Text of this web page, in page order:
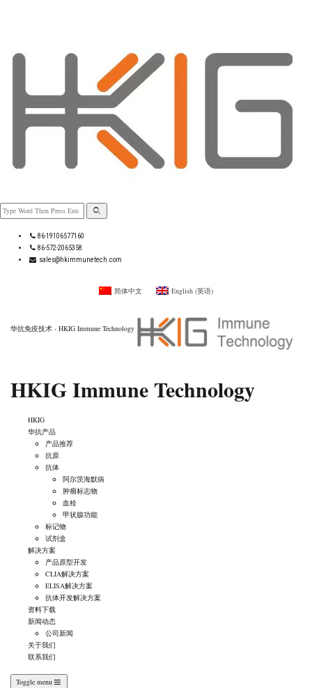
86-19106577160
86-572-2065358
sales@hkimmunetech.com
简体中文 English (英语)
华抗免疫技术 - HKIG Immune Technology
HKIG Immune Technology
HKIG
华抗产品
产品推荐
抗原
抗体
阿尔茨海默病
肿瘤标志物
血栓
甲状腺功能
标记物
试剂盒
解决方案
产品原型开发
CLIA解决方案
ELISA解决方案
抗体开发解决方案
资料下载
新闻动态
公司新闻
关于我们
联系我们
Toggle menu